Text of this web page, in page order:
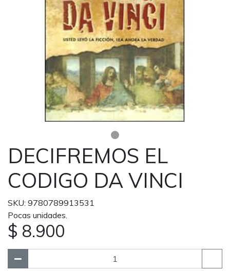
DECIFREMOS EL
CODIGO DA VINCI
SKU: 9780789913531
Pocas unidades.
$ 8.900